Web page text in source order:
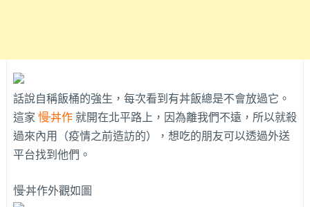
話說自稱飯桶的強生，每次看到有丼飯總是不會放過它。
這家 慢·丼作就開在北平路上，因為離我們不遠，所以就殺
過來內用（疫情之前造訪的），想吃的朋友可以透過外送
平台找到他們。
慢·丼作外觀如圖